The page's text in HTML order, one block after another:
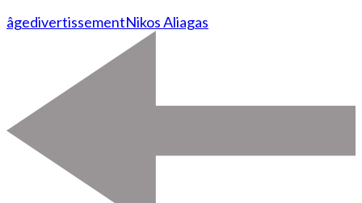
âgedivertissementNikos Aliagas